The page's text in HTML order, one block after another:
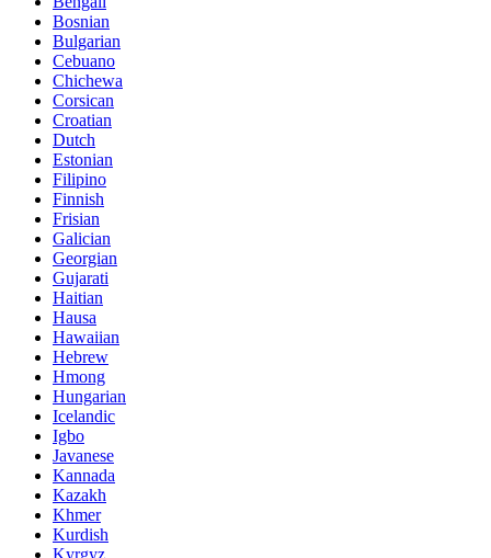
Bosnian
Bulgarian
Cebuano
Chichewa
Corsican
Croatian
Dutch
Estonian
Filipino
Finnish
Frisian
Galician
Georgian
Gujarati
Haitian
Hausa
Hawaiian
Hebrew
Hmong
Hungarian
Icelandic
Igbo
Javanese
Kannada
Kazakh
Khmer
Kurdish
Kyrgyz